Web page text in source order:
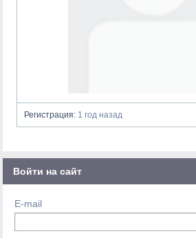
Регистрация: 1 год назад
Войти на сайт
E-mail